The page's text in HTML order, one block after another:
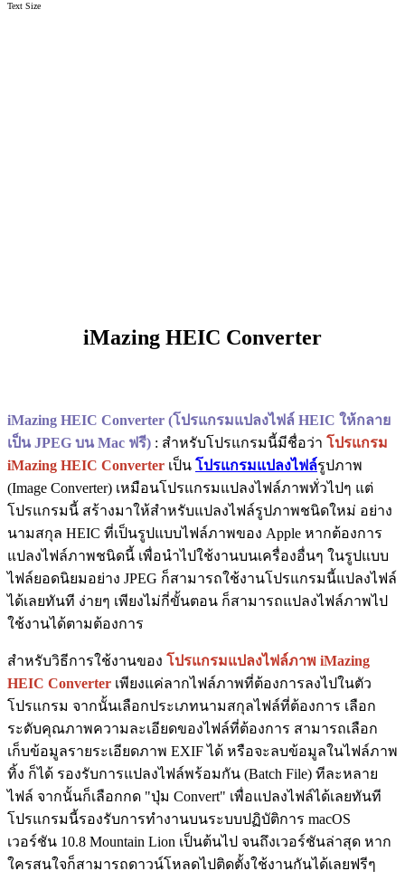
Text Size
iMazing HEIC Converter
iMazing HEIC Converter (โปรแกรมแปลงไฟล์ HEIC ให้กลาย
เป็น JPEG บน Mac ฟรี) : สำหรับโปรแกรมนี้มีชื่อว่า โปรแกรม
iMazing HEIC Converter เป็น โปรแกรมแปลงไฟล์รูปภาพ
(Image Converter) เหมือนโปรแกรมแปลงไฟล์ภาพทั่วไปๆ แต่
โปรแกรมนี้ สร้างมาให้สำหรับแปลงไฟล์รูปภาพชนิดใหม่ อย่าง
นามสกุล HEIC ที่เป็นรูปแบบไฟล์ภาพของ Apple หากต้องการ
แปลงไฟล์ภาพชนิดนี้ เพื่อนำไปใช้งานบนเครื่องอื่นๆ ในรูปแบบ
ไฟล์ยอดนิยมอย่าง JPEG ก็สามารถใช้งานโปรแกรมนี้แปลงไฟล์
ได้เลยทันที ง่ายๆ เพียงไม่กี่ขั้นตอน ก็สามารถแปลงไฟล์ภาพไป
ใช้งานได้ตามต้องการ
สำหรับวิธีการใช้งานของ โปรแกรมแปลงไฟล์ภาพ iMazing
HEIC Converter เพียงแค่ลากไฟล์ภาพที่ต้องการลงไปในตัว
โปรแกรม จากนั้นเลือกประเภทนามสกุลไฟล์ที่ต้องการ เลือก
ระดับคุณภาพความละเอียดของไฟล์ที่ต้องการ สามารถเลือก
เก็บข้อมูลรายระเอียดภาพ EXIF ได้ หรือจะลบข้อมูลในไฟล์ภาพ
ทิ้ง ก็ได้ รองรับการแปลงไฟล์พร้อมกัน (Batch File) ทีละหลาย
ไฟล์ จากนั้นก็เลือกกด "ปุ่ม Convert" เพื่อแปลงไฟล์ได้เลยทันที
โปรแกรมนี้รองรับการทำงานบนระบบปฏิบัติการ macOS
เวอร์ชัน 10.8 Mountain Lion เป็นต้นไป จนถึงเวอร์ชันล่าสุด หาก
ใครสนใจก็สามารถดาวน์โหลดไปติดตั้งใช้งานกันได้เลยฟรีๆ